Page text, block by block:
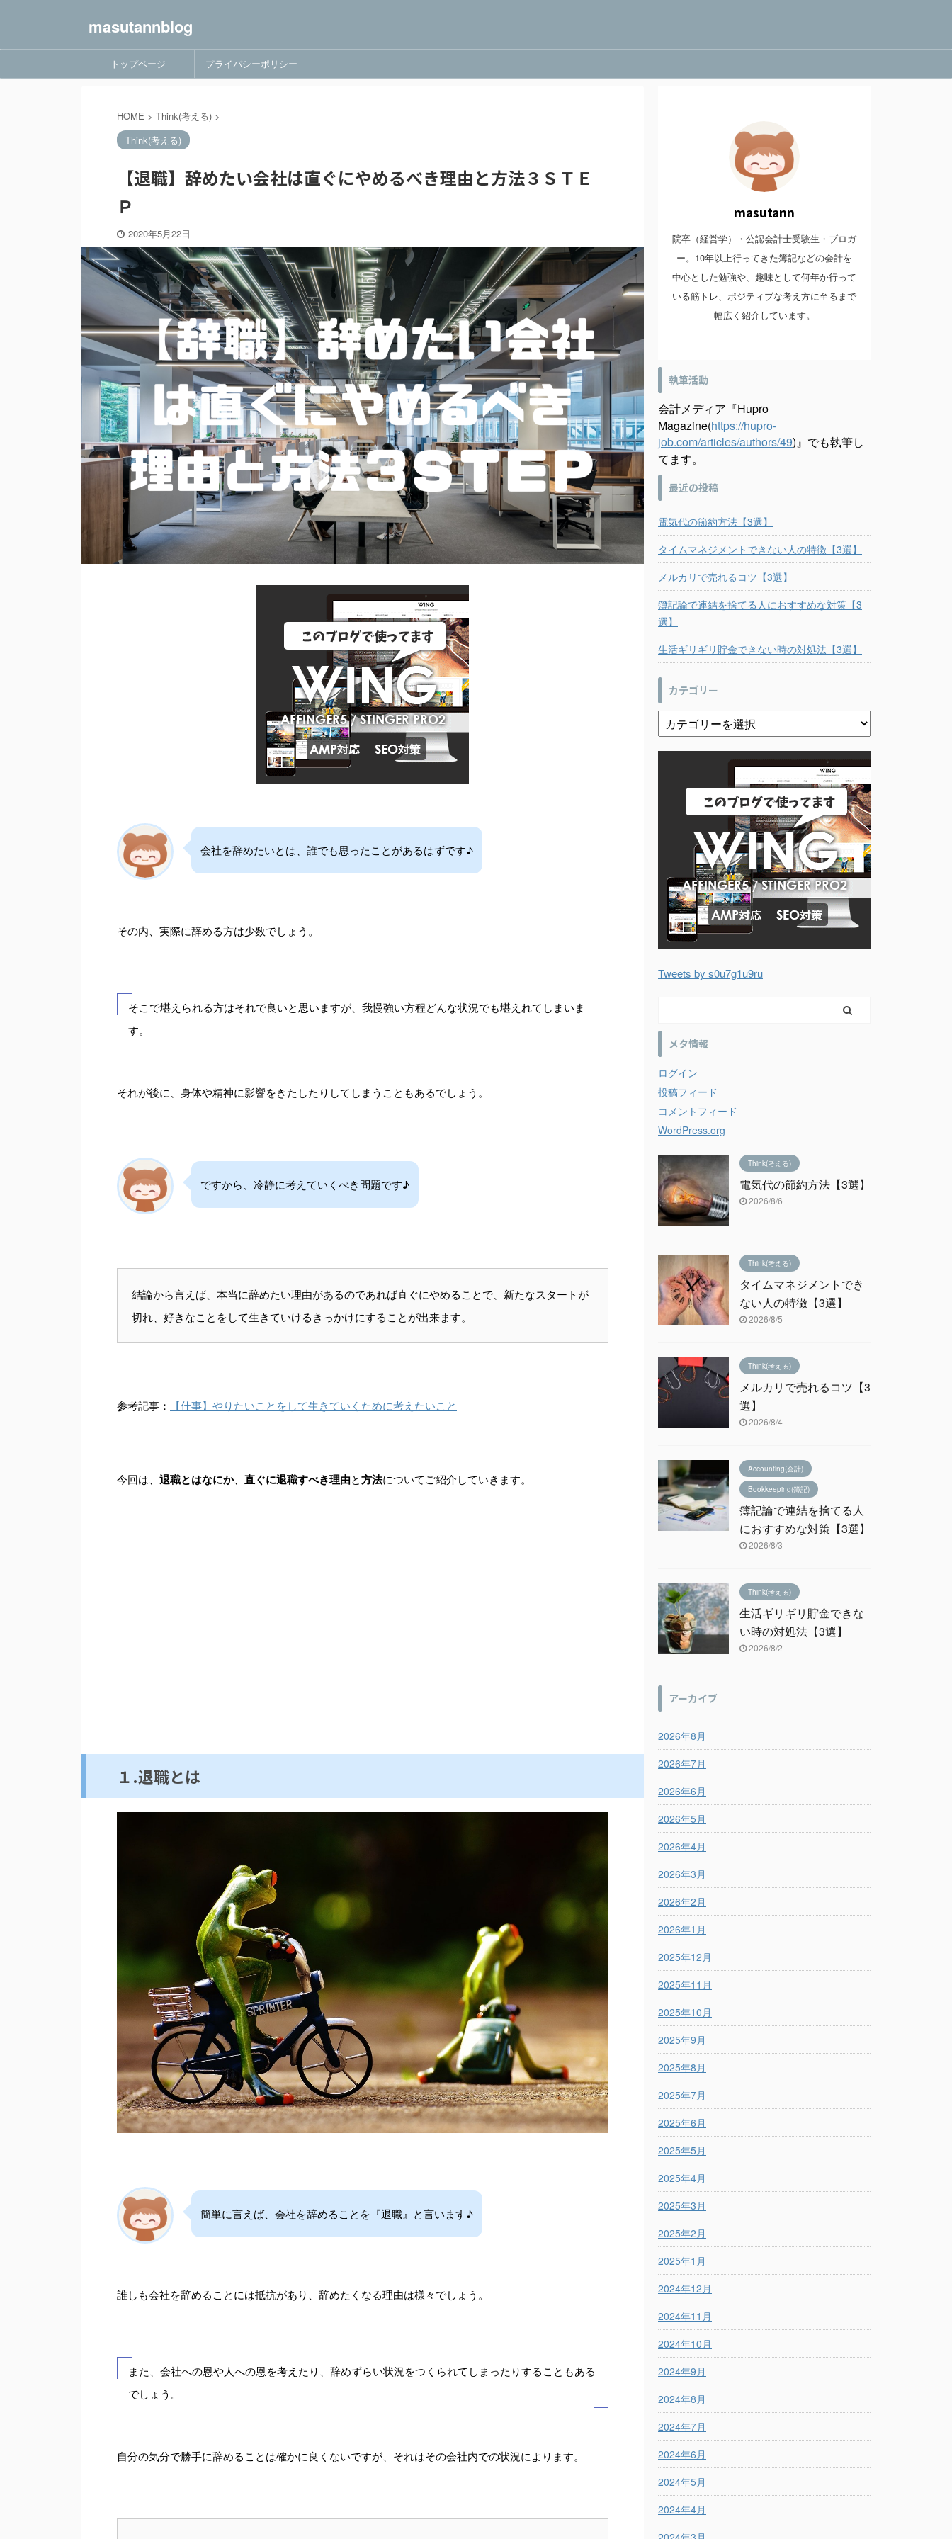
masutannblog
トップページ プライバシーポリシー
HOME > Think(考える) >
Think(考える)
【退職】辞めたい会社は直ぐにやめるべき理由と方法３ＳＴＥ
Ｐ
2020年5月22日
会社を辞めたいとは、誰でも思ったことがあるはずです♪
その内、実際に辞める方は少数でしょう。
そこで堪えられる方はそれで良いと思いますが、我慢強い方程どんな状況でも堪えれてしまいま
す。
それが後に、身体や精神に影響をきたしたりしてしまうこともあるでしょう。
ですから、冷静に考えていくべき問題です♪
結論から言えば、本当に辞めたい理由があるのであれば直ぐにやめることで、新たなスタートが
切れ、好きなことをして生きていけるきっかけにすることが出来ます。
参考記事： 【仕事】やりたいことをして生きていくために考えたいこと
今回は、 退職とはなにか、 直ぐに退職すべき理由と方法についてご紹介していきます。
１.退職とは
簡単に言えば、会社を辞めることを『退職』と言います♪
誰しも会社を辞めることには抵抗があり、辞めたくなる理由は様々でしょう。
また、会社への恩や人への恩を考えたり、辞めずらい状況をつくられてしまったりすることもある
でしょう。
自分の気分で勝手に辞めることは確かに良くないですが、それはその会社内での状況によります。
masutann
院卒（経営学）・公認会計士受験生・ブロガ
ー。10年以上行ってきた簿記などの会計を
中心とした勉強や、趣味として何年か行って
いる筋トレ、ポジティブな考え方に至るまで
幅広く紹介しています。
執筆活動
会計メディア『Hupro
Magazine(https://hupro-
job.com/articles/authors/49)』でも執筆し
てます。
最近の投稿
電気代の節約方法【3選】
タイムマネジメントできない人の特徴【3選】
メルカリで売れるコツ【3選】
簿記論で連結を捨てる人におすすめな対策【3
選】
生活ギリギリ貯金できない時の対処法【3選】
カテゴリー
Tweets by s0u7g1u9ru
メタ情報
ログイン
投稿フィード
コメントフィード
WordPress.org
Think(考える)
電気代の節約方法【3選】
2026/8/6
Think(考える)
タイムマネジメントでき
ない人の特徴【3選】
2026/8/5
Think(考える)
メルカリで売れるコツ【3
選】
2026/8/4
Accounting(会計)
Bookkeeping(簿記)
簿記論で連結を捨てる人
におすすめな対策【3選】
2026/8/3
Think(考える)
生活ギリギリ貯金できな
い時の対処法【3選】
2026/8/2
アーカイブ
2026年8月
2026年7月
2026年6月
2026年5月
2026年4月
2026年3月
2026年2月
2026年1月
2025年12月
2025年11月
2025年10月
2025年9月
2025年8月
2025年7月
2025年6月
2025年5月
2025年4月
2025年3月
2025年2月
2025年1月
2024年12月
2024年11月
2024年10月
2024年9月
2024年8月
2024年7月
2024年6月
2024年5月
2024年4月